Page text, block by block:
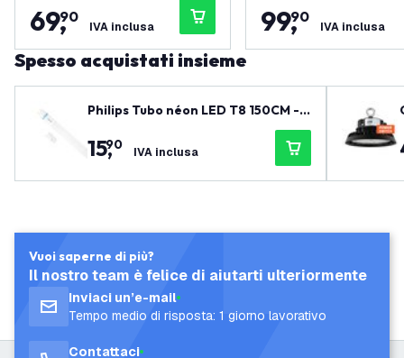
69,
90
IVA inclusa 99,
90
IVA inclusa
Spesso acquistati insieme
Philips Tubo néon LED T8 150CM - 2
0,5W - 6500K - 151lm/W - Alta effici
enza
15,
90 IVA inclusa
Vuoi saperne di più?
Il nostro team è felice di aiutarti ulteriormente
Inviaci un’e-mail
Tempo medio di risposta: 1 giorno lavorativo
Contattaci